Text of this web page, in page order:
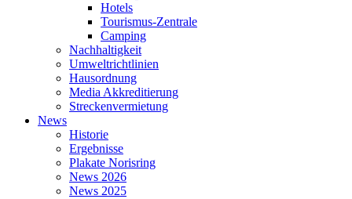
Hotels
Tourismus-Zentrale
Camping
Nachhaltigkeit
Umweltrichtlinien
Hausordnung
Media Akkreditierung
Streckenvermietung
News
Historie
Ergebnisse
Plakate Norisring
News 2026
News 2025